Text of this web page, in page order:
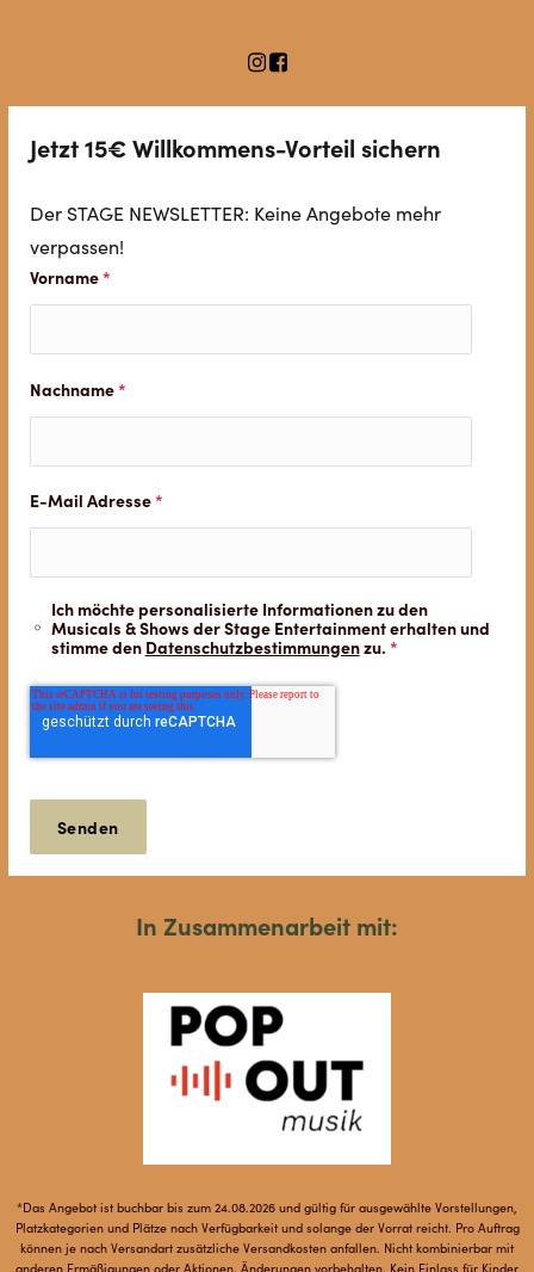
Jetzt 15€ Willkommens-Vorteil sichern
Der STAGE NEWSLETTER: Keine Angebote mehr
verpassen!
Vorname*
Nachname*
E-Mail Adresse*
Ich möchte personalisierte Informationen zu den
Musicals & Shows der Stage Entertainment erhalten und
stimme den Datenschutzbestimmungenzu. *
In Zusammenarbeit mit:
*Das Angebot ist buchbar bis zum 24.08.2026 und gültig für ausgewählte Vorstellungen,
Platzkategorien und Plätze nach Verfügbarkeit und solange der Vorrat reicht. Pro Auftrag
können je nach Versandart zusätzliche Versandkosten anfallen. Nicht kombinierbar mit
anderen Ermäßigungen oder Aktionen. Änderungen vorbehalten. Kein Einlass für Kinder